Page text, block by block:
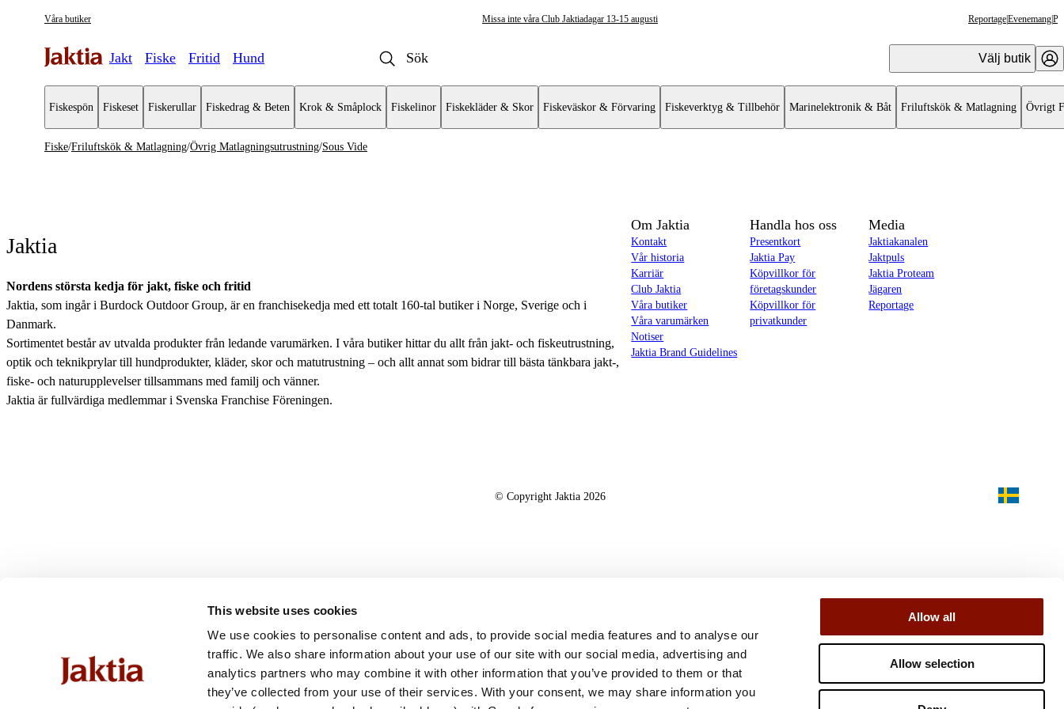
This website uses cookies
We use cookies to personalise content and ads, to provide social media features and to analyse our
traffic. We also share information about your use of our site with our social media, advertising and
analytics partners who may combine it with other information that you’ve provided to them or that
they’ve collected from your use of their services. With your consent, we may share information you
Allow all
Allow selection
Våra butiker Missa inte våra Club Jaktiadagar 13-15 augusti ReportageEvenemang
Jakt Fiske Fritid Hund Välj butik
Fiskespön Fiskeset Fiskerullar Fiskedrag & Beten Krok & Småplock Fiskelinor Fiskekläder & Skor Fiskeväskor & Förvaring Fiskeverktyg & Tillbehör Marinelektronik & Båt Friluftskök & Matlagning Övrigt
Friluftskök & Matlagning
Koppar & Muggar
Kastruller & Stekpannor
Vattenflaskor & Vattenrening
Kaffebryggare & Kaffepannor
Fiske/Friluftskök & Matlagning/Övrig Matlagningsutrustning/Sous Vide
Jaktia
Nordens största kedja för jakt, fiske och fritid
Jaktia, som ingår i Burdock Outdoor Group, är en franchisekedja med ett totalt 160-tal butiker i Norge, Sverige och i
Danmark.
Sortimentet består av utvalda produkter från ledande varumärken. I våra butiker hittar du allt från jakt- och fiskeutrustning,
optik och teknikprylar till hundprodukter, kläder, skor och matutrustning – och allt annat som bidrar till bästa tänkbara jakt-,
fiske- och naturupplevelser tillsammans med familj och vänner.
Jaktia är fullvärdiga medlemmar i Svenska Franchise Föreningen.
Om Jaktia
Kontakt
Vår historia
Karriär
Club Jaktia
Våra butiker
Våra varumärken
Notiser
Jaktia Brand Guidelines
Handla hos oss
Presentkort
Jaktia Pay
Köpvillkor för
företagskunder
Köpvillkor för
privatkunder
Media
Jaktiakanalen
Jaktpuls
Jaktia Proteam
Jägaren
Reportage
© Copyright Jaktia 2026